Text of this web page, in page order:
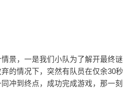
景，一是我们小队为了解开最终谜
的情况下，突然有队员在仅余30秒
冲到终点，成功完成游戏，那一刻